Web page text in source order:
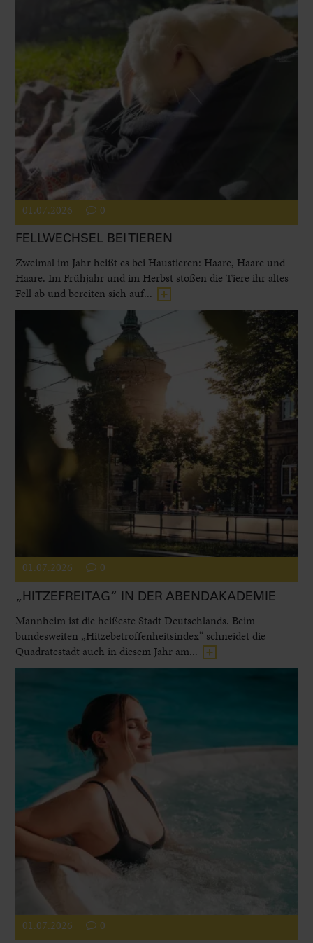
01.07.2026 0
FELLWECHSEL BEI TIEREN
Zweimal im Jahr heißt es bei Haustieren: Haare, Haare und
Haare. Im Frühjahr und im Herbst stoßen die Tiere ihr altes
Fell ab und bereiten sich auf...
01.07.2026 0
„HITZEFREITAG“ IN DER ABENDAKADEMIE
Mannheim ist die heißeste Stadt Deutschlands. Beim
bundesweiten „Hitzebetroffenheitsindex“ schneidet die
Quadratestadt auch in diesem Jahr am...
01.07.2026 0